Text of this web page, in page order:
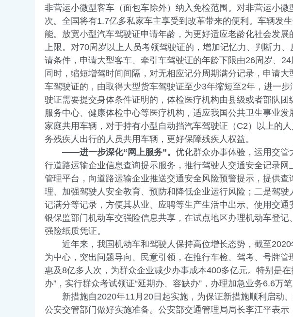
非营运小微型客车（面包车除外）纳入免检范围。对非营运小
次。全国将有1.7亿多私家车主享受到改革带来的便利。车辆发
能。放宽小型汽车驾驶证申请年龄，为更好适应老龄化社会发
上限。对70周岁以上人员考领驾驶证的，增加记忆力、判断力
请条件，申请大型客车、牵引车驾驶证的年龄下限由26周岁、
同时，缩短增驾时间间隔，对无相应记分周期满分记录，申请
车驾驶证的，由取得大型货车驾驶证至少3年缩短至2年，进一
驶证需要提交身体条件证明的，体检医疗机构由县级或者部队
服务中心、健康体检中心等医疗机构，适应我国公共卫生事业
家庭共用车辆，对于持有小型自动挡汽车驾驶证（C2）以上的
务残疾人出行的人员共用车辆，更好保障残疾人权益。
——进一步深化“网上服务”。 优化群众办事体验，运用交管
行道路运输企业信息查询提示服务，推行驾驶人交通安全记录
管理平台，向道路运输企业推送交通安全风险预警提示，提供
理、加强驾驶人安全教育、预防和降低企业运行风险；二是驾
记满分等记录，方便其从业、应聘等生产生活中出示、使用交
银保监部门机动车交强险信息共享，在试点地区办理机动车登
强险纸质凭证。
近年来，我国机动车和驾驶人保持高位增长态势，截至2020
为中心，突出问题导向、民意引领，在推行车检、驾考、号牌
惠及8亿多人次，为群众企业减少办事成本400多亿元。特别是
办”，实行群众考试领证“延期办、容缺办”，办理加急业务6.6万
新措施自2020年11月20日起实施，为保证新措施顺利启动
公安交管部门做好实施准备。公安部交通管理局局长李江平表